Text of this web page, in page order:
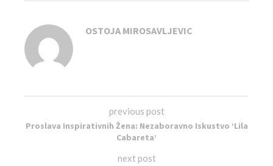
OSTOJA MIROSAVLJEVIC
previous post
Proslava Inspirativnih Žena: Nezaboravno Iskustvo ‘Lila
Cabareta’
next post